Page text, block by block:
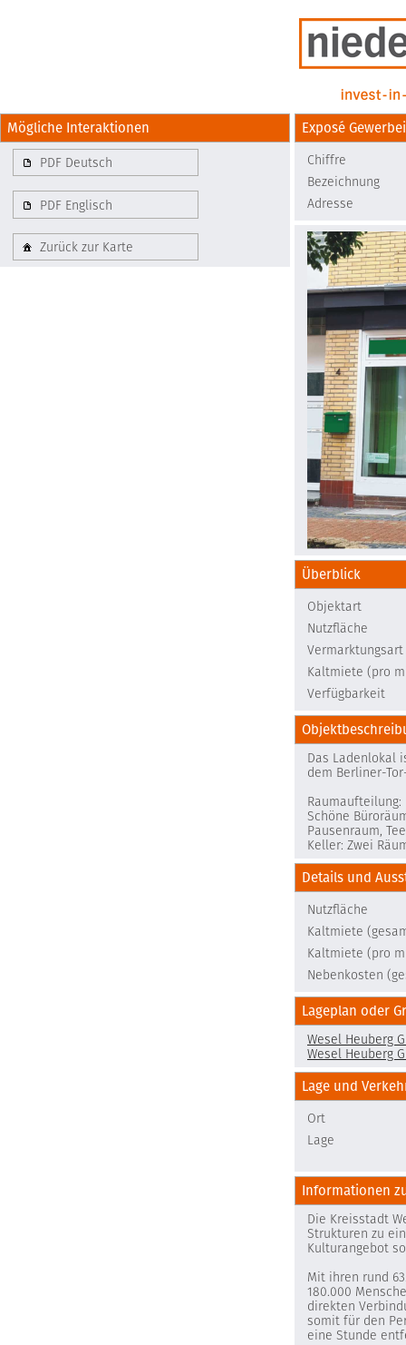
Mögliche Interaktionen
PDF Deutsch
PDF Englisch
Zurück zur Karte
Exposé
Chiffre
Bezeichnung
Adresse
Überblick
Objektart
Nutzfläche
Vermarktungsart
Kaltmiete (pro
Verfügbarkeit
Das Ladenlokal
dem Berliner-
Raumaufteilung:
Schöne
Pausenraum,
Keller: Zwei
Details und
Nutzfläche
Kaltmiete
Kaltmiete (pro
Nebenkosten
Lageplan oder
Wesel Heuberg
Wesel Heuberg
Lage und
Ort
Lage
Informationen
Die Kreisstadt
Strukturen zu
Kulturangebot
Mit ihren rund
180.000
direkten
somit für den
eine Stunde